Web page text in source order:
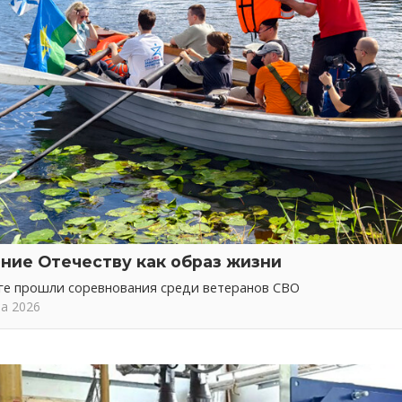
Отечеству как образ жизни
прошли соревнования среди ветеранов СВО
2026